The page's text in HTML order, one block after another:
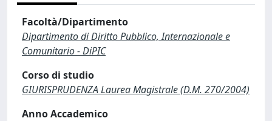
Facoltà/Dipartimento
Dipartimento di Diritto Pubblico, Internazionale e
Comunitario - DiPIC
Corso di studio
GIURISPRUDENZA Laurea Magistrale (D.M. 270/2004)
Anno Accademico